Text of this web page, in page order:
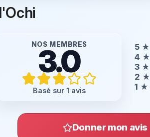
NOS MEMBRES
3.0
Basé sur 1 avis
5 ★
4 ★
3 ★
2 ★
1 ★
Donner mon avis